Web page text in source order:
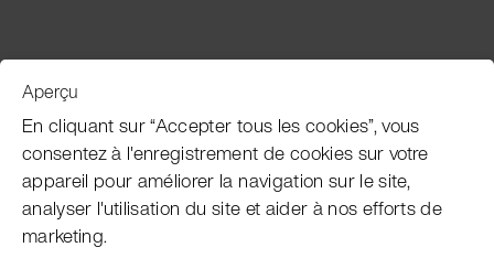
Service clientèle
Subscribe Pacojet Newsletter
Would you like to be regularly updated on news, event
Aperçu
En cliquant sur “Accepter tous les cookies”, vous
consentez à l'enregistrement de cookies sur votre
appareil pour améliorer la navigation sur le site,
analyser l'utilisation du site et aider à nos efforts de
marketing.